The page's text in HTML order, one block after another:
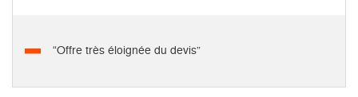
“Offre très éloignée du devis”